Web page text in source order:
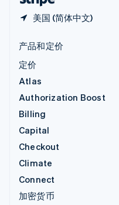
美国 (简体中文)
产品和定价
定价
Atlas
Authorization Boost
Billing
Capital
Checkout
Climate
Connect
加密货币